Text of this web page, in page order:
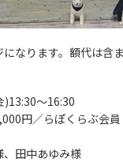
なります。額代は含
)13:30～16:30
円／らぽくらぶ会
、田中あゆみ様